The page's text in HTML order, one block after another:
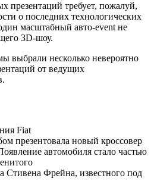
презентаций требует, пожалуй,
о последних технологических
масштабный авто-event не
3D-шоу.
выбрали несколько невероятно
от ведущих
Fiat
презентовала новый кроссовер
автомобиля стало частью
Стивена Фрейна, известного под